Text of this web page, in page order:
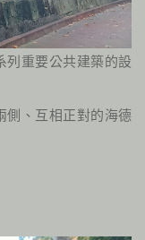
列重要公共建築的設
側、互相正對的海德